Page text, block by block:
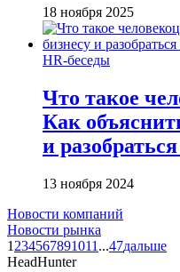
18 ноября 2025
HR-беседы
Что такое
Как
и
13 ноября 2024
Новости компаний
Новости рынка
1 234567891011 ...47дальше
HeadHunter